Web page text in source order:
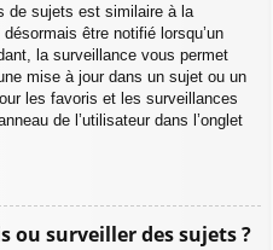
de sujets est similaire à la
être notifié lorsqu’un
la surveillance vous permet
mise à jour dans un sujet ou un
les favoris et les surveillances
de l’utilisateur dans l’onglet
ou surveiller des sujets ?